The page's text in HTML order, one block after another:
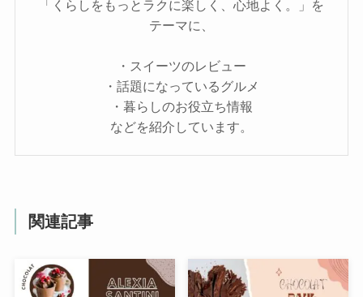
「くらしをもっとラクに楽しく、心地よく。」を
テーマに、
・スイーツのレビュー
・話題になっているグルメ
・暮らしのお役立ち情報
などを紹介しています。
関連記事